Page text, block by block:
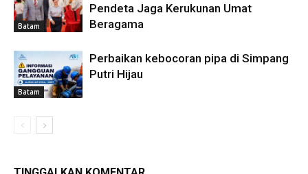
Batam
Pendeta Jaga Kerukunan Umat
Beragama
Batam
Perbaikan kebocoran pipa di Simpang
Putri Hijau